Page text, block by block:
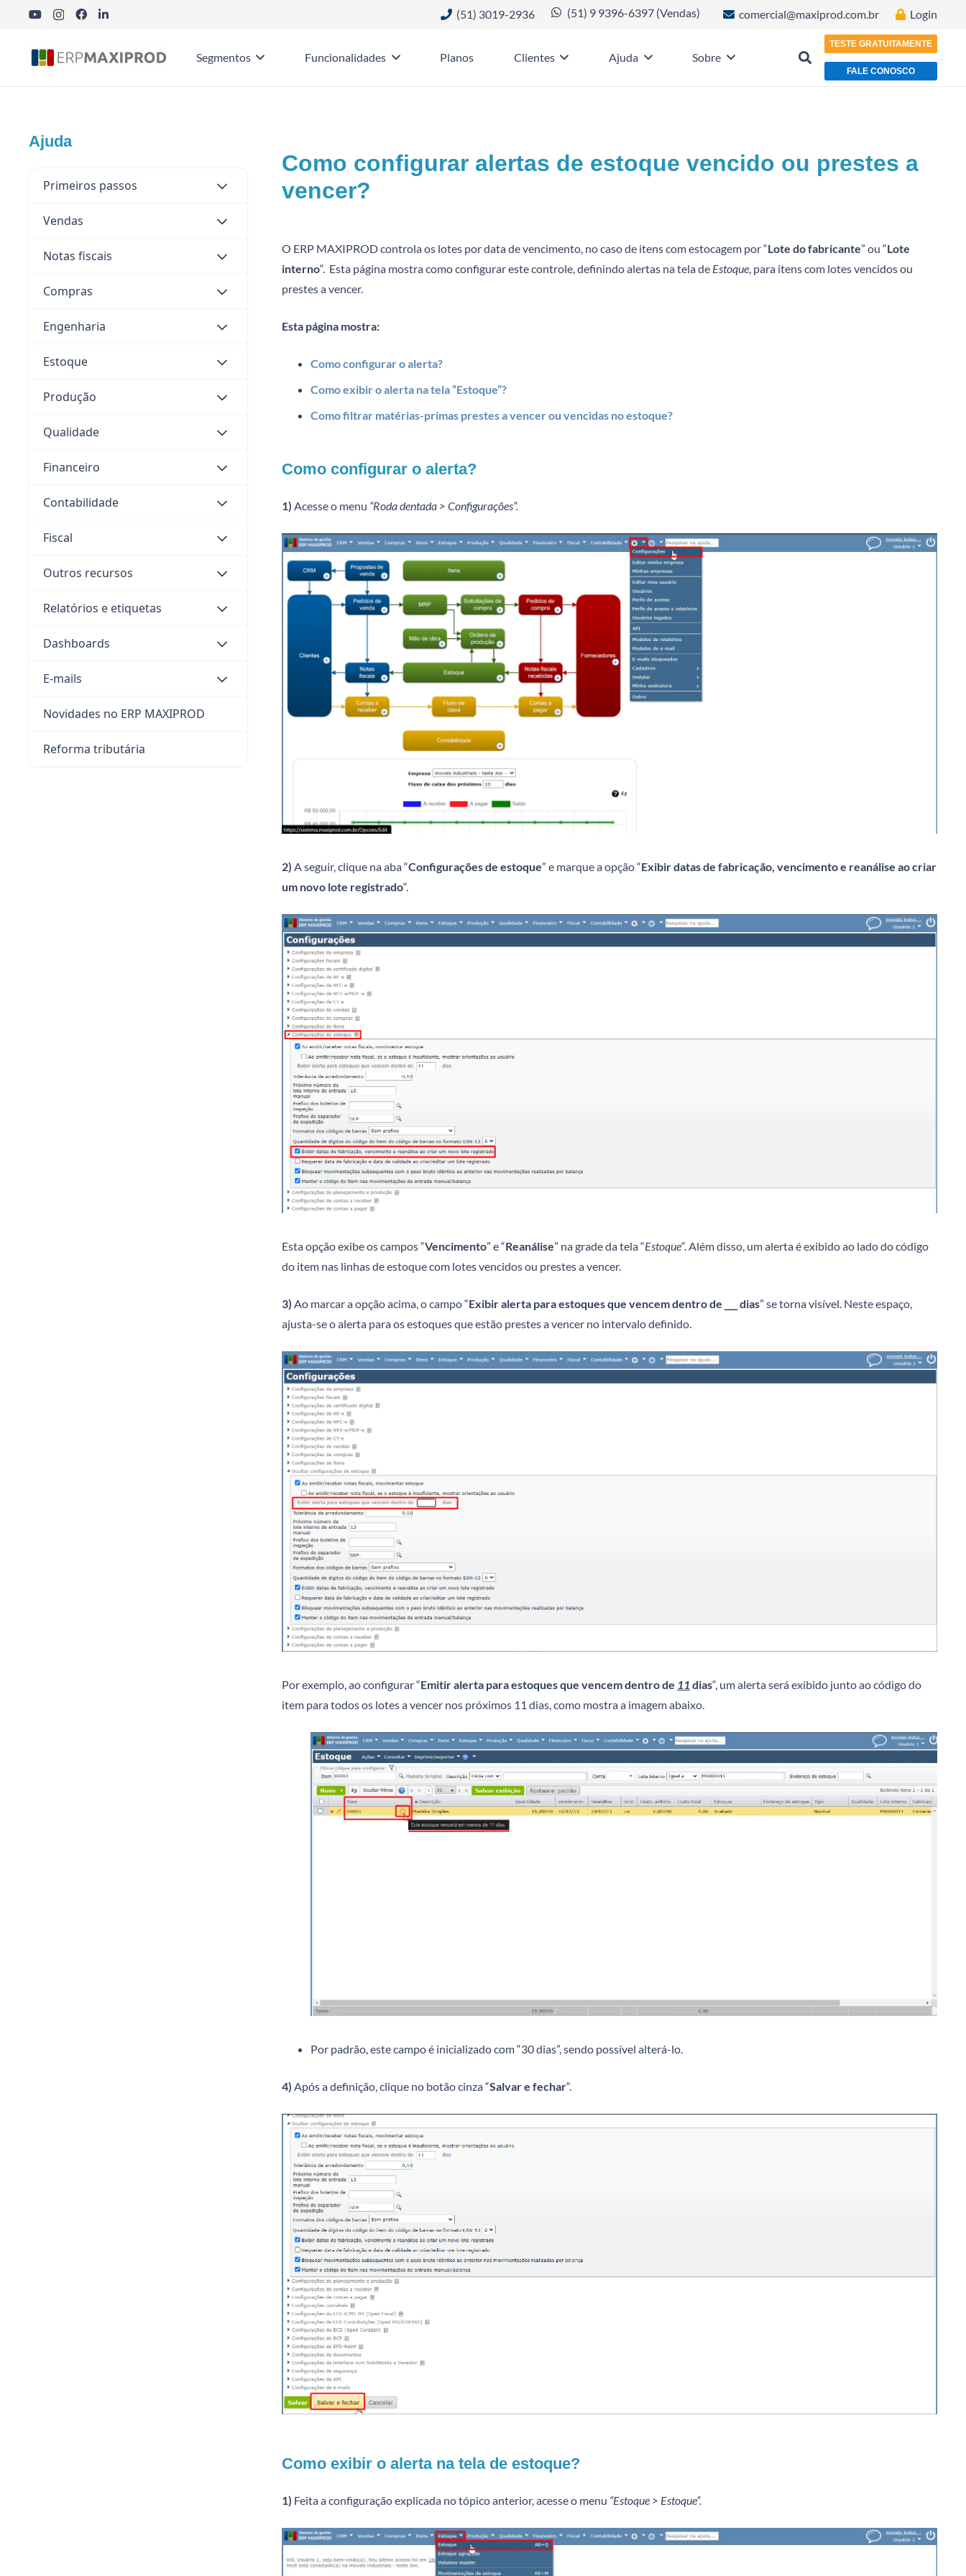
(51) 3019-2936 (51) 9 9396-6397 (Vendas) comercial@maxiprod.com.br Login
Segmentos Funcionalidades Planos Clientes Ajuda Sobre
TESTE GRATUITAMENTE
FALE CONOSCO
Ajuda
Primeiros passos
Vendas
Notas fiscais
Compras
Engenharia
Estoque
Produção
Qualidade
Financeiro
Contabilidade
Fiscal
Outros recursos
Relatórios e etiquetas
Dashboards
E-mails
Novidades no ERP MAXIPROD
Reforma tributária
Como configurar alertas de estoque vencido ou prestes a
vencer?
O ERP MAXIPROD controla os lotes por data de vencimento, no caso de itens com estocagem por “Lote do fabricante” ou “Lote
interno“. Esta página mostra como configurar este controle, definindo alertas na tela de Estoque, para itens com lotes vencidos ou
prestes a vencer.
Esta página mostra:
Como configurar o alerta?
Como exibir o alerta na tela “Estoque”?
Como filtrar matérias-primas prestes a vencer ou vencidas no estoque?
Como configurar o alerta?
1) Acesse o menu “Roda dentada > Configurações”.
2) A seguir, clique na aba “Configurações de estoque” e marque a opção “Exibir datas de fabricação, vencimento e reanálise ao criar
um novo lote registrado“.
Esta opção exibe os campos “Vencimento” e “Reanálise” na grade da tela “Estoque“. Além disso, um alerta é exibido ao lado do código
do item nas linhas de estoque com lotes vencidos ou prestes a vencer.
3) Ao marcar a opção acima, o campo “Exibir alerta para estoques que vencem dentro de ___ dias” se torna visível. Neste espaço,
ajusta-se o alerta para os estoques que estão prestes a vencer no intervalo definido.
Por exemplo, ao configurar “Emitir alerta para estoques que vencem dentro de 11 dias“, um alerta será exibido junto ao código do
item para todos os lotes a vencer nos próximos 11 dias, como mostra a imagem abaixo.
Por padrão, este campo é inicializado com “30 dias”, sendo possível alterá-lo.
4) Após a definição, clique no botão cinza “Salvar e fechar“.
Como exibir o alerta na tela de estoque?
1) Feita a configuração explicada no tópico anterior, acesse o menu “Estoque > Estoque”.